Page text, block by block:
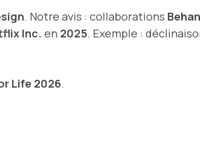
. Notre avis : collaborations
Inc. en 2025. Exemple :
Life 2026.